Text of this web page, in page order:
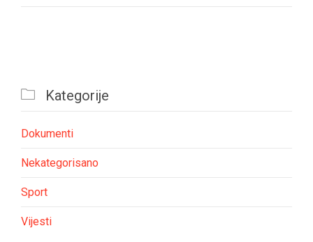
 Kategorije
Dokumenti
Nekategorisano
Sport
Vijesti